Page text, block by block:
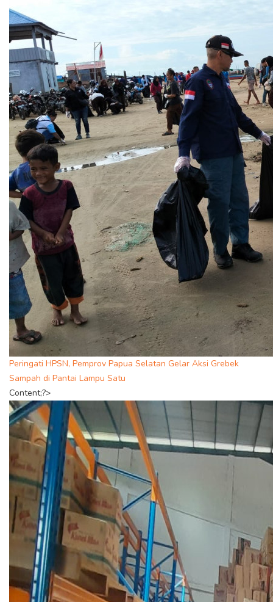
Peringati HPSN, Pemprov Papua Selatan Gelar Aksi Grebek
Sampah di Pantai Lampu Satu
Content;?>